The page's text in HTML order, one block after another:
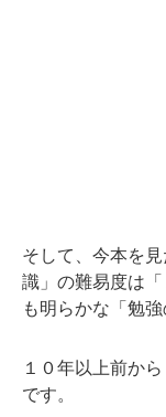
そして、今本を
識」の難易度は
も明らかな「勉
１０年以上前か
です。